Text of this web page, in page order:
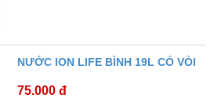
NƯỚC ION LIFE BÌNH 19L CÓ VÒI
75.000 đ